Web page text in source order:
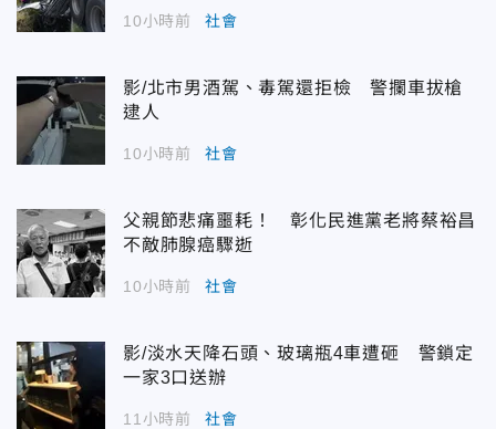
10小時前 社會
影/北市男酒駕、毒駕還拒檢 警攔車拔槍
逮人
10小時前 社會
父親節悲痛噩耗！ 彰化民進黨老將蔡裕昌
不敵肺腺癌驟逝
10小時前 社會
影/淡水天降石頭、玻璃瓶4車遭砸 警鎖定
一家3口送辦
11小時前 社會